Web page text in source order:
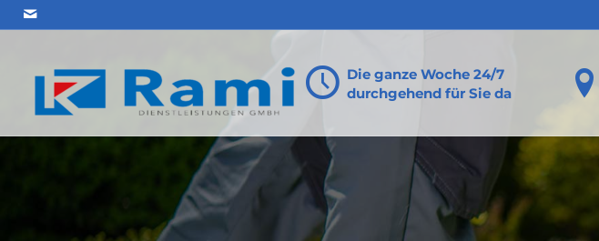
Die ganze Woche 24/7
durchgehend für Sie da